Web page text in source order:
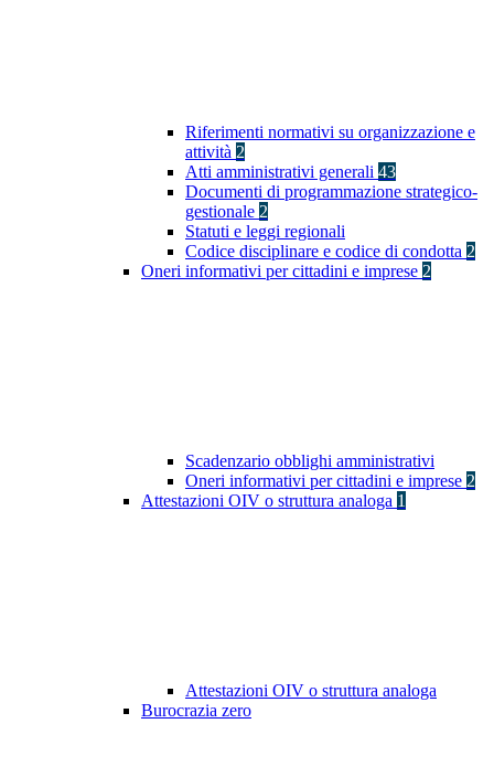
Riferimenti normativi su organizzazione e
attività 2
Atti amministrativi generali 43
Documenti di programmazione strategico-
gestionale 2
Statuti e leggi regionali
Codice disciplinare e codice di condotta 2
Oneri informativi per cittadini e imprese 2
Scadenzario obblighi amministrativi
Oneri informativi per cittadini e imprese 2
Attestazioni OIV o struttura analoga 1
Attestazioni OIV o struttura analoga
Burocrazia zero